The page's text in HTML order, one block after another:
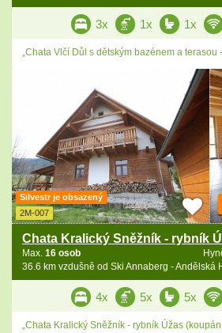
3x 1x 1x
„Chata Vlčí Důl s dětským bazénem a terasou
Silvestr je obsazený
2M-007
Chata Kralický Sněžník - rybník
Max. 16 osob
36.6 km vzdušně od Ski Annaberg - Andělská
4x 5x 5x
„Chata Kralický Sněžník - rybník Úžas